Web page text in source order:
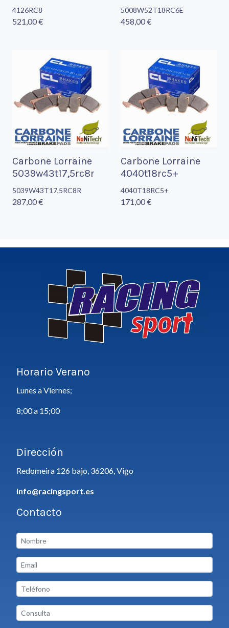
4126RC8
521,00 €
5008W52T18RC6E
458,00 €
Carbone Lorraine
5039w43t17,5rc8r
5039W43T17,5RC8R
287,00 €
Carbone Lorraine
4040t18rc5+
4040T18RC5+
171,00 €
Horario Verano
Lunes a Viernes;
8;00 a 15;00
Dirección
Redomeira 126 bajo, 36206, Vigo
info@racingsport.es
Contacto